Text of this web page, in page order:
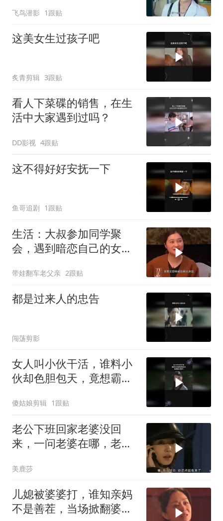
飞鸟潜影 1跟贴
这美女生过孩子吧
炙青剪辑 3跟贴
看人下菜碟的销售，在生
活中大家遇到过吗？
DD影视 4跟贴
这不得好好安抚一下
鱼哥追剧 1跟贴
生活：大叔参加同学聚
会，遇到暗恋自己的女同
带娃翻车老父亲 2跟贴
都是过来人的忠告
闯荡剪影
女人叫小伙干活，谁料小
伙却色胆包天，竟想霸占
傻姑娘剪辑 1跟贴
老公下班回家老婆没回
来，一问老婆在哪，老公
美鹿莎
儿媳被婆婆打，谁知亲妈
不是善茬，当场掀翻婆家